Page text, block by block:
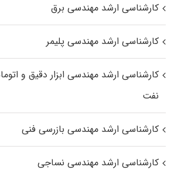
کارشناسی ارشد مهندسی برق
کارشناسی ارشد مهندسی پلیمر
کارشناسی ارشد مهندسی ابزار دقیق و
نفت
کارشناسی ارشد مهندسی بازرسی فنی
کارشناسی ارشد مهندسی نساجی